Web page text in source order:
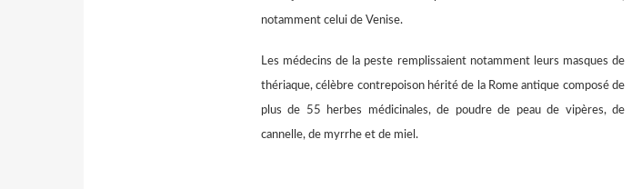
notamment celui de Venise.
Les médecins de la peste remplissaient notamment leurs masques de
thériaque, célèbre contrepoison hérité de la Rome antique composé de
plus de 55 herbes médicinales, de poudre de peau de vipères, de
cannelle, de myrrhe et de miel.